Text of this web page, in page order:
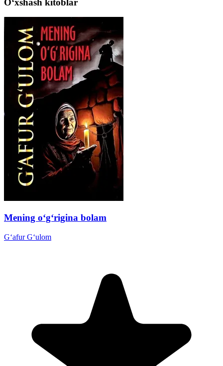
Mening o‘g‘rigina bolam
G‘afur G‘ulom